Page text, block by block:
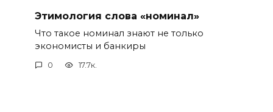
Этимология слова «номинал»
Что такое номинал знают не только
экономисты и банкиры
0 17.7к.